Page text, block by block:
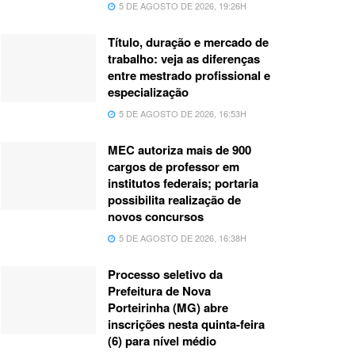
5 DE AGOSTO DE 2026, 19:26H
Título, duração e mercado de
trabalho: veja as diferenças
entre mestrado profissional e
especialização
5 DE AGOSTO DE 2026, 16:53H
MEC autoriza mais de 900
cargos de professor em
institutos federais; portaria
possibilita realização de
novos concursos
5 DE AGOSTO DE 2026, 16:38H
Processo seletivo da
Prefeitura de Nova
Porteirinha (MG) abre
inscrições nesta quinta-feira
(6) para nível médio